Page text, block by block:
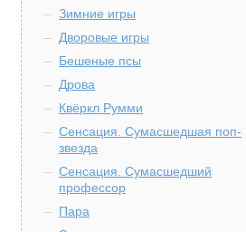
Зимние игры
Дворовые игры
Бешеные псы
Дрова
Квёркл Румми
Сенсация. Сумасшедшая поп-
звезда
Сенсация. Сумасшедший
профессор
Пара